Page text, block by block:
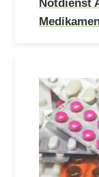
Notdienst